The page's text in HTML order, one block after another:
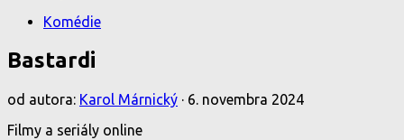
Komédie
Bastardi
od autora: Karol Márnický · 6. novembra 2024
Filmy a seriály online